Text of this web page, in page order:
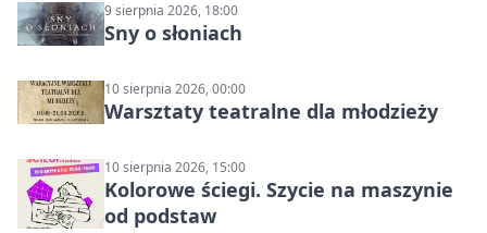
9 sierpnia 2026, 18:00
Sny o słoniach
10 sierpnia 2026, 00:00
Warsztaty teatralne dla młodzieży
10 sierpnia 2026, 15:00
Kolorowe ściegi. Szycie na maszynie
od podstaw